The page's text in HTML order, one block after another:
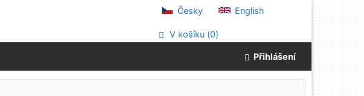
Česky English
V košíku (0)
Přihlášení